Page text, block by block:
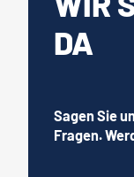
DA
Sagen Sie
Fragen.